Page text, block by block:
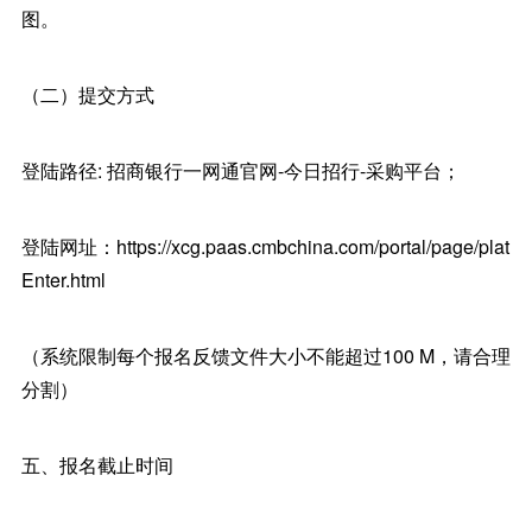
图。
（二）提交方式
登陆路径: 招商银行一网通官网-今日招行-采购平台；
登陆网址：https://xcg.paas.cmbchina.com/portal/page/plat
Enter.html
（系统限制每个报名反馈文件大小不能超过100 M，请合理
分割）
五、报名截止时间